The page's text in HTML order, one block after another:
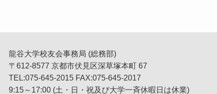
龍谷大学校友会事務局 (総務部)
〒612-8577 京都市伏見区深草塚本町 67
TEL:075-645-2015 FAX:075-645-2017
9:15～17:00 (土・日・祝及び大学一斉休暇日は休業)